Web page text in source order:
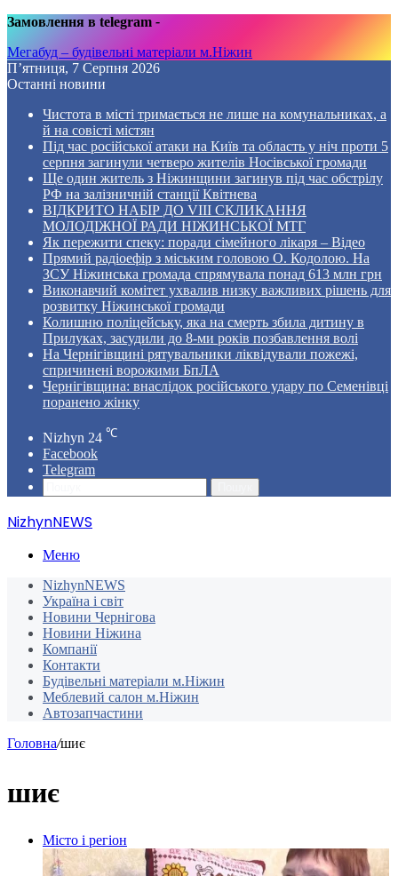
Замовлення в telegram -
Мегабуд – будівельні матеріали м.Ніжин
П’ятниця, 7 Серпня 2026
Останні новини
Чистота в місті тримається не лише на комунальниках, а
й на совісті містян
Під час російської атаки на Київ та область у ніч проти 5
серпня загинули четверо жителів Носівської громади
Ще один житель з Ніжинщини загинув під час обстрілу
РФ на залізничній станції Квітнева
ВІДКРИТО НАБІР ДО VIII СКЛИКАННЯ
МОЛОДІЖНОЇ РАДИ НІЖИНСЬКОЇ МТГ
Як пережити спеку: поради сімейного лікаря – Відео
Прямий радіоефір з міським головою О. Кодолою. На
ЗСУ Ніжинська громада спрямувала понад 613 млн грн
Виконавчий комітет ухвалив низку важливих рішень для
розвитку Ніжинської громади
Колишню поліцейську, яка на смерть збила дитину в
Прилуках, засудили до 8-ми років позбавлення волі
На Чернігівщині рятувальники ліквідували пожежі,
спричинені ворожими БпЛА
Чернігівщина: внаслідок російського удару по Семенівці
поранено жінку
Nizhyn 24 ℃
Facebook
Telegram
NizhynNEWS
Меню
NizhynNEWS
Україна і світ
Новини Чернігова
Новини Ніжина
Компанії
Контакти
Будівельні матеріали м.Ніжин
Меблевий салон м.Ніжин
Автозапчастини
Головна/шиє
шиє
Місто і регіон